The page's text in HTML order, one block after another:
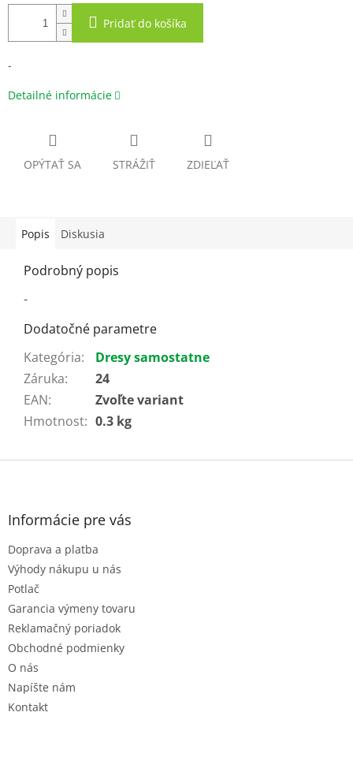
Pridať do košíka
-
Detailné informácie
OPÝTAŤ SA STRÁŽIŤ ZDIEĽAŤ
Popis Diskusia
Podrobný popis
-
Dodatočné parametre
Kategória:
Dresy samostatne
Záruka:
24
EAN:
Zvoľte variant
Hmotnost: 0.3 kg
Z
Informácie pre vás
Doprava a platba
Výhody nákupu u nás
Potlač
Garancia výmeny tovaru
Reklamačný poriadok
Obchodné podmienky
O nás
Napíšte nám
Kontakt